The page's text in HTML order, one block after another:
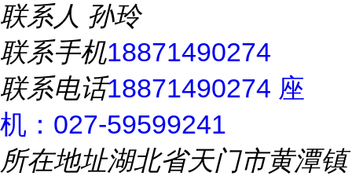
联系人 孙玲
联系手机18871490274
联系电话18871490274 座
机：027-59599241
所在地址湖北省天门市黄潭镇